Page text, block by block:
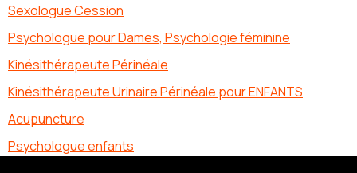
Sexologue Cession
Psychologue pour Dames, Psychologie féminine
Kinésithérapeute Périnéale
Kinésithérapeute Urinaire Périnéale pour ENFANTS
Acupuncture
Psychologue enfants